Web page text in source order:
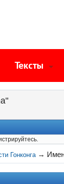
Тексты
Гонконга →